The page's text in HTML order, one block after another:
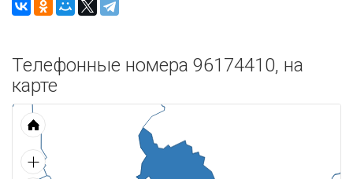
Телефонные номера 96174410, на
карте